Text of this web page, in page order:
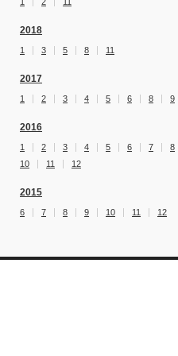
2018
1 3 5 8 11
2017
1 2 3 4 5 6 8 9
2016
1 2 3 4 5 6 7
8
10
11 12
2015
6 7 8 9 10 11 12